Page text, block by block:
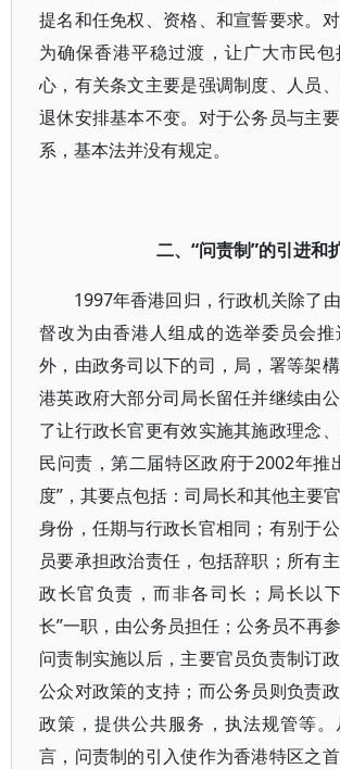
提名和任免权、资格、和宣誓要求。
为确保香港平稳过渡，让广大市民
心，有关条文主要是强调制度、人员
退休安排基本不变。对于公务员与主
系，基本法并没有规定。
二、“问责制”的引进和
1997年香港回归，行政机关除了
督改为由香港人组成的选举委员会
外，由政务司以下的司，局，署等架
港英政府大部分司局长留任并继续由
了让行政长官更有效实施其施政理念
民问责，第二届特区政府于2002年推
度”，其要点包括：司局长和其他主要
身份，任期与行政长官相同；有别于
员要承担政治责任，包括辞职；所有
政长官负责，而非各司长；局长以
长”一职，由公务员担任；公务员不再参
问责制实施以后，主要官员负责制订
公众对政策的支持；而公务员则负责
政策，提供公共服务，执法规管等
言，问责制的引入使作为香港特区之